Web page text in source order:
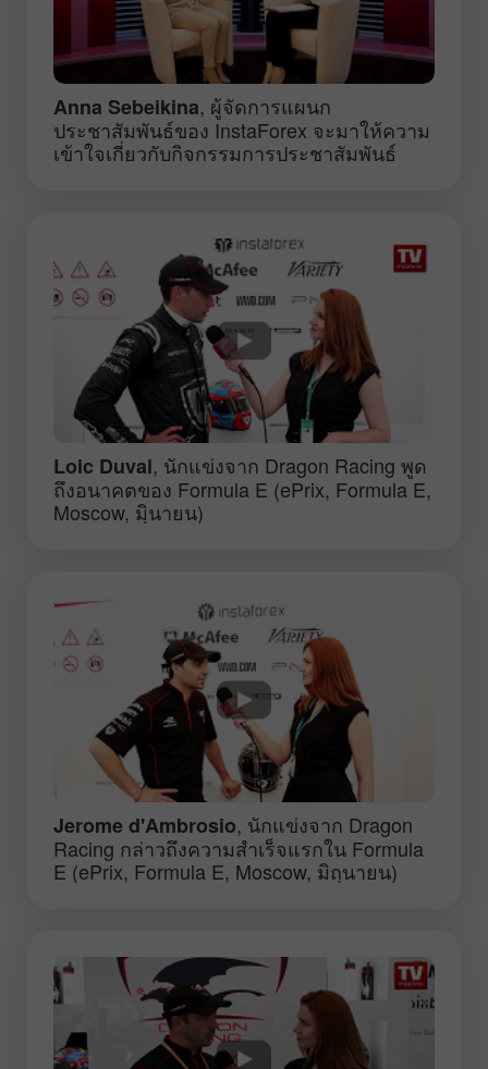
Anna Sebeikina, ผู้จัดการแผนก
ประชาสัมพันธ์ของ InstaForex จะมาให้ความ
เข้าใจเกี่ยวกับกิจกรรมการประชาสัมพันธ์
Loic Duval, นักแข่งจาก Dragon Racing พูด
ถึงอนาคตของ Formula E (ePrix, Formula E,
Moscow, มิุนายน)
Jerome d'Ambrosio, นักแข่งจาก Dragon
Racing กล่าวถึงความสำเร็จแรกใน Formula
E (ePrix, Formula E, Moscow, มิถุนายน)